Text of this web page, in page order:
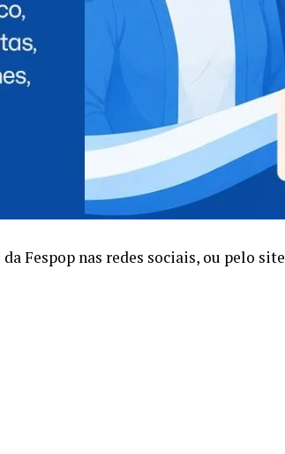
no interior do Parque de Exposições
80 para ônibus. Dada a estimativa de
as vias próximas ao local serão
tráfego.
saindo do Terminal de Transporte
o trajeto de volta, a partir das 4h30 e
Fespop nas redes sociais, ou pelo site